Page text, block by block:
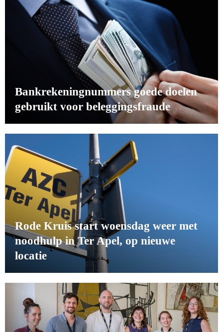
Bankrekeningnummers goede doelen
gebruikt voor beleggingsfraude
Rode Kruis start woensdag weer met
noodhulp in Ter Apel, op nieuwe
locatie